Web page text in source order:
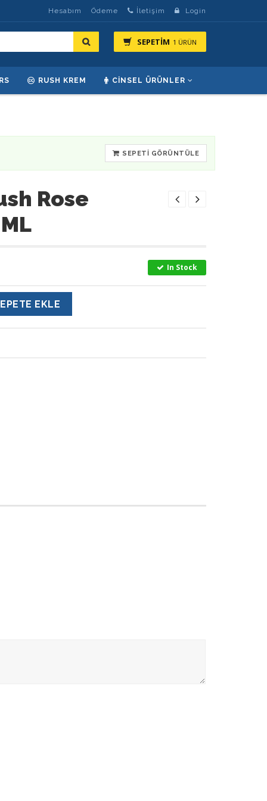
Hesabım Ödeme İletişim Login
SEPETİM 1 ÜRÜN
RUSH KREM CINSEL ÜRÜNLER
SEPETI GÖRÜNTÜLE
Rose
In Stock
EKLE